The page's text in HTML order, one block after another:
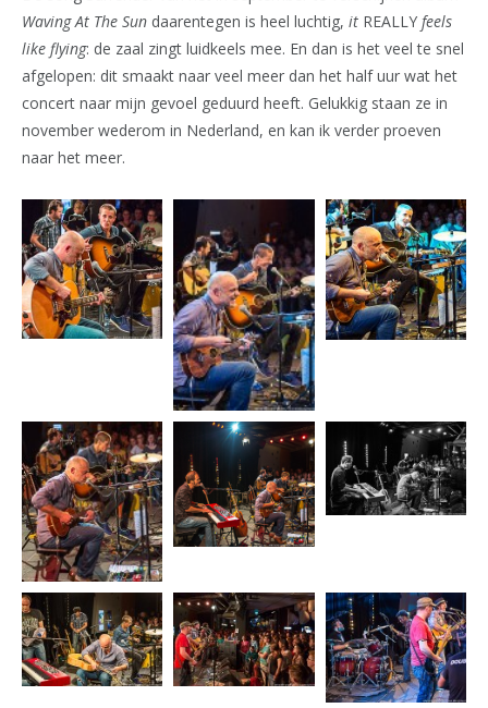
Waving At The Sun daarentegen is heel luchtig, it REALLY feels
like flying: de zaal zingt luidkeels mee. En dan is het veel te snel
afgelopen: dit smaakt naar veel meer dan het half uur wat het
concert naar mijn gevoel geduurd heeft. Gelukkig staan ze in
november wederom in Nederland, en kan ik verder proeven
naar het meer.